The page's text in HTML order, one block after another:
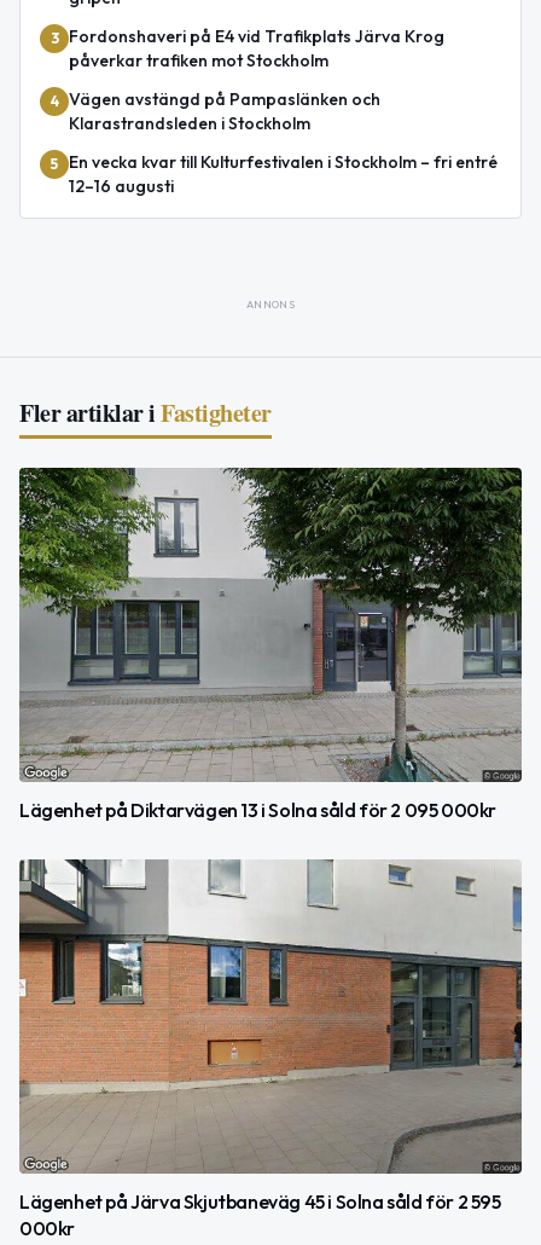
3
Fordonshaveri på E4 vid Trafikplats Järva Krog
påverkar trafiken mot Stockholm
4 Vägen avstängd på Pampaslänken och
Klarastrandsleden i Stockholm
5
En vecka kvar till Kulturfestivalen i Stockholm – fri entré
12–16 augusti
ANNONS
Fler artiklar iFastigheter
Lägenhet på Diktarvägen 13 i Solna såld för 2 095 000kr
Lägenhet på Järva Skjutbaneväg 45 i Solna såld för 2 595
000kr